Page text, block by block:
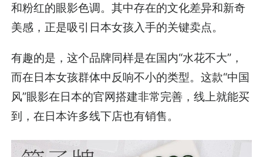
和粉红的眼影色调。其中存在的文化差异和新奇
美感，正是吸引日本女孩入手的关键卖点。
有趣的是，这个品牌同样是在国内“水花不大”，
而在日本女孩群体中反响不小的类型。这款“中国
风”眼影在日本的官网搭建非常完善，线上就能买
到，在日本许多线下店也有销售。